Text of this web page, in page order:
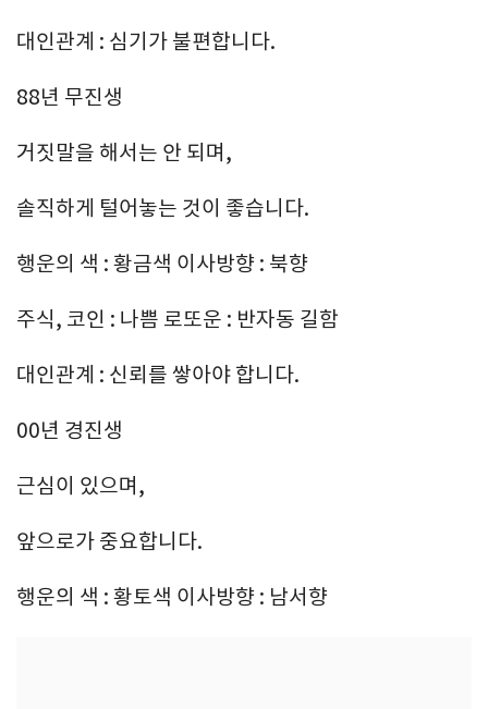
대인관계 : 심기가 불편합니다.
88년 무진생
거짓말을 해서는 안 되며,
솔직하게 털어놓는 것이 좋습니다.
행운의 색 : 황금색 이사방향 : 북향
주식, 코인 : 나쁨 로또운 : 반자동 길함
대인관계 : 신뢰를 쌓아야 합니다.
00년 경진생
근심이 있으며,
앞으로가 중요합니다.
행운의 색 : 황토색 이사방향 : 남서향